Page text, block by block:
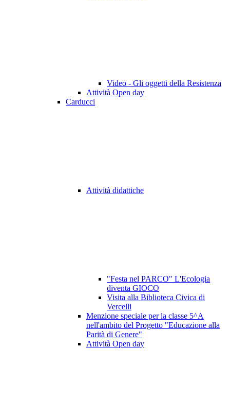
Video - Gli oggetti della Resistenza
Attività Open day
Carducci
Attività didattiche
"Festa nel PARCO" L'Ecologia
diventa GIOCO
Visita alla Biblioteca Civica di
Vercelli
Menzione speciale per la classe 5^A
nell'ambito del Progetto "Educazione alla
Parità di Genere"
Attività Open day